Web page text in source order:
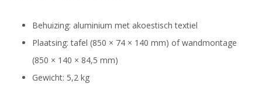
Behuizing: aluminium met akoestisch textiel
Plaatsing: tafel (850 × 74 × 140 mm) of wandmontage
(850 × 140 × 84,5 mm)
Gewicht: 5,2 kg